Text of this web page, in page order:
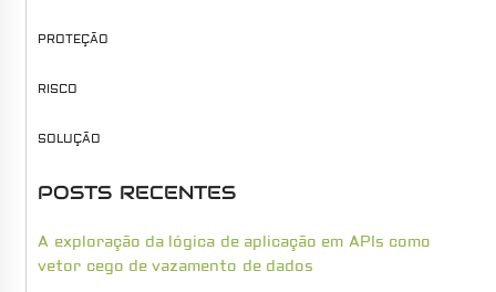
PROTEÇÃO
RISCO
SOLUÇÃO
POSTS RECENTES
A exploração da lógica de aplicação em APIs como
vetor cego de vazamento de dados